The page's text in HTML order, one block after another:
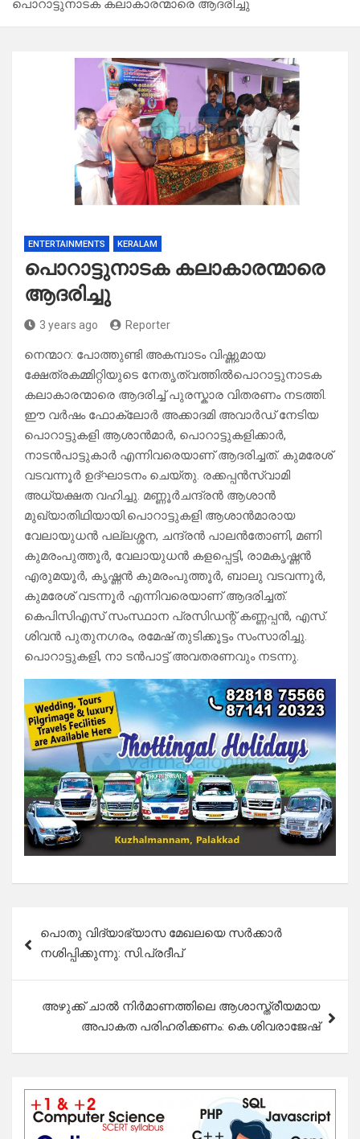
പൊറാട്ടുനാടക കലാകാരന്മാരെ ആദരിച്ചു
ENTERTAINMENTS KERALAM
പൊറാട്ടുനാടക കലാകാരന്മാരെ
ആദരിച്ചു
3 years ago Reporter
നെന്മാറ: പോത്തുണ്ടി അകമ്പാടം വിഷ്ണുമായ
ക്ഷേത്രകമ്മിറ്റിയുടെ നേതൃത്വത്തിൽപൊറാട്ടുനാടക
കലാകാരന്മാരെ ആദരിച്ച് പുരസ്കാര വിതരണം നടത്തി.
ഈ വർഷം ഫോക്ലോർ അക്കാദമി അവാർഡ് നേടിയ
പൊറാട്ടുകളി ആശാൻമാർ, പൊറാട്ടുകളിക്കാർ,
നാടൻപാട്ടുകാർ എന്നിവരെയാണ് ആദരിച്ചത്. കുമരേശ്
വടവന്നൂർ ഉദ്ഘാടനം ചെയ്തു. രക്കപ്പൻസ്വാമി
അധ്യക്ഷത വഹിച്ചു. മണ്ണൂർചന്ദ്രൻ ആശാൻ
മുഖ്യാതിഥിയായി.പൊറാട്ടുകളി ആശാൻമാരായ
വേലായുധൻ പല്ലശ്ശന, ചന്ദ്രൻ പാലൻതോണി, മണി
കുമരംപുത്തൂർ, വേലായുധൻ കളപ്പെട്ടി, രാമകൃഷ്ണൻ
എരുമയൂർ, കൃഷ്ണൻ കുമരംപുത്തൂർ, ബാലു വടവന്നൂർ,
കുമരേശ് വടന്നൂർ എന്നിവരെയാണ് ആദരിച്ചത്.
കെപിസിഎസ് സംസ്ഥാന പ്രസിഡന്റ് കണ്ണപ്പൻ, എസ്.
ശിവൻ പുതുനഗരം, രമേഷ് തുടിക്കൂട്ടം സംസാരിച്ചു.
പൊറാട്ടുകളി, നാ ടൻപാട്ട് അവതരണവും നടന്നു.
navigation
പൊതു വിദ്യാഭ്യാസ മേഖലയെ സർക്കാർ
നശിപ്പിക്കുന്നു: സി.പ്രദീപ്
അഴുക്ക് ചാൽ നിർമാണത്തിലെ ആശാസ്ത്രീയമായ
അപാകത പരിഹരിക്കണം: കെ.ശിവരാജേഷ്